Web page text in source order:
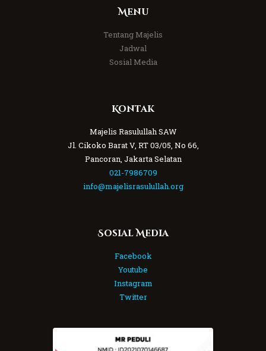
Menu
Tentang Majelis
Jadwal
Sosial Media
Kontak
Majelis Rasulullah SAW
Jl. Cikoko Barat V, RT 03/05, No 66,
Pancoran, Jakarta Selatan
021-7986709
info@majelisrasulullah.org
Sosial Media
Facebook
Youtube
Instagram
Twitter